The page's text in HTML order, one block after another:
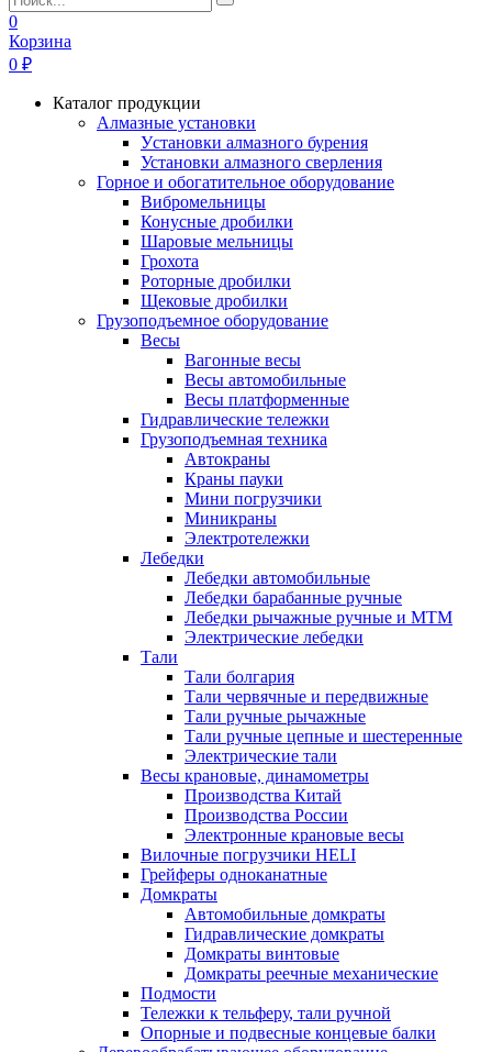
0
Корзина
0 ₽
Каталог продукции
Алмазные установки
Уcтановки алмазного бурения
Установки алмазного сверления
Горное и обогатительное оборудование
Вибромельницы
Конусные дробилки
Шаровые мельницы
Грохота
Роторные дробилки
Щековые дробилки
Грузоподъемное оборудование
Весы
Вагонные весы
Весы автомобильные
Весы платформенные
Гидравлические тележки
Грузоподъемная техника
Автокраны
Краны пауки
Мини погрузчики
Миникраны
Электротележки
Лебедки
Лебедки автомобильные
Лебедки барабанные ручные
Лебедки рычажные ручные и МТМ
Электрические лебедки
Тали
Тали болгария
Тали червячные и передвижные
Тали ручные рычажные
Тали ручные цепные и шестеренные
Электрические тали
Весы крановые, динамометры
Производства Китай
Производства России
Электронные крановые весы
Вилочные погрузчики HELI
Грейферы одноканатные
Домкраты
Автомобильные домкраты
Гидравлические домкраты
Домкраты винтовые
Домкраты реечные механические
Подмости
Тележки к тельферу, тали ручной
Опорные и подвесные концевые балки